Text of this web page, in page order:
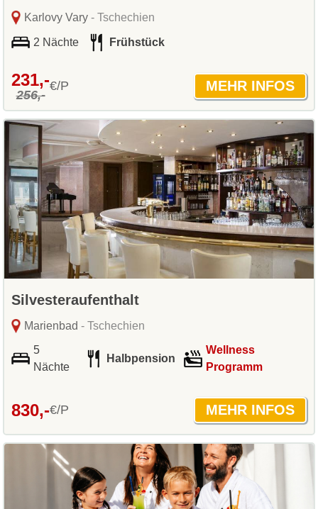
Karlovy Vary - Tschechien
2 Nächte Frühstück
231,-
256,-
€/P
Silvesteraufenthalt
Marienbad - Tschechien
5
Nächte
Halbpension
Wellness
Programm
830,-€/P